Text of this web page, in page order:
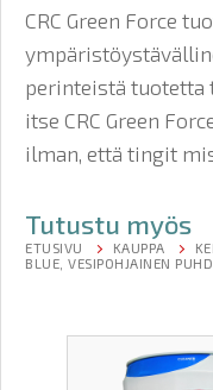
CRC Green Force
perinteistä tuotetta
itse CRC Green
ilman, että tingit
Tutustu myös
ETUSIVU KAUPPA
BLUE, VESIPOHJAINEN